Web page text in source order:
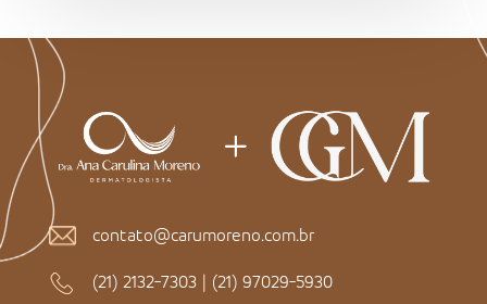
contato@carumoreno.com.br
(21) 2132-7303 | (21) 97029-5930